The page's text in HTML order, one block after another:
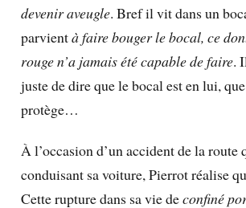
devenir aveugle. Bref il vit dans un
parvientà faire bouger le bocal, ce
rouge n’a jamais été capable de faire.
juste de dire que le bocal est en lui,
protège…
À l’occasion d’un accident de la route
conduisant sa voiture, Pierrot réalise
Cette rupture dans sa vie deconfiné